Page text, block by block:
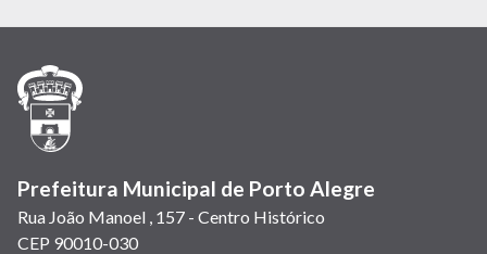
em
janela)
em
em
(link
em
em
em
Prefeitura Municipal de Porto Alegre
Rua João Manoel , 157 - Centro Histórico
CEP 90010-030